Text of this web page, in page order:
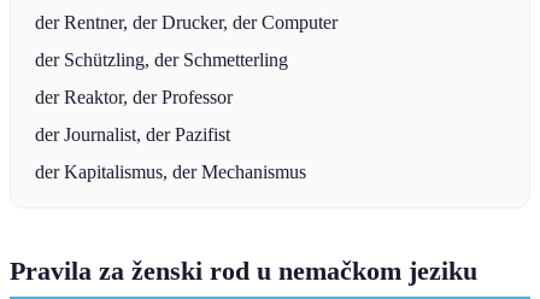
der Rentner, der Drucker, der Computer
der Schützling, der Schmetterling
der Reaktor, der Professor
der Journalist, der Pazifist
der Kapitalismus, der Mechanismus
Pravila za ženski rod u nemačkom jeziku